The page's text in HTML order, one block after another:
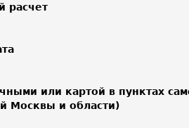
расчет
или картой в пунктах
Москвы и области)